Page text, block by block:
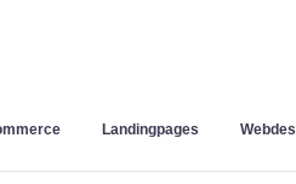
Landingpages